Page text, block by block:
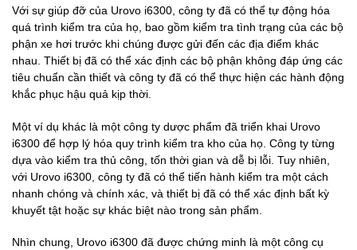
Với sự giúp đỡ của Urovo i6300, công ty đã có thể tự động hóa
quá trình kiểm tra của họ, bao gồm kiểm tra tình trạng của các bộ
phận xe hơi trước khi chúng được gửi đến các địa điểm khác
nhau. Thiết bị đã có thể xác định các bộ phận không đáp ứng các
tiêu chuẩn cần thiết và công ty đã có thể thực hiện các hành động
khắc phục hậu quả kịp thời.
Một ví dụ khác là một công ty dược phẩm đã triển khai Urovo
i6300 để hợp lý hóa quy trình kiểm tra kho của họ. Công ty từng
dựa vào kiểm tra thủ công, tốn thời gian và dễ bị lỗi. Tuy nhiên,
với Urovo i6300, công ty đã có thể tiến hành kiểm tra một cách
nhanh chóng và chính xác, và thiết bị đã có thể xác định bất kỳ
khuyết tật hoặc sự khác biệt nào trong sản phẩm.
Nhìn chung, Urovo i6300 đã được chứng minh là một công cụ